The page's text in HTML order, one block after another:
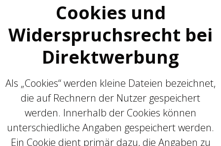
Cookies und
Widerspruchsrecht bei
Direktwerbung
Als „Cookies“ werden kleine Dateien bezeichnet,
die auf Rechnern der Nutzer gespeichert
werden. Innerhalb der Cookies können
unterschiedliche Angaben gespeichert werden.
Ein Cookie dient primär dazu, die Angaben zu